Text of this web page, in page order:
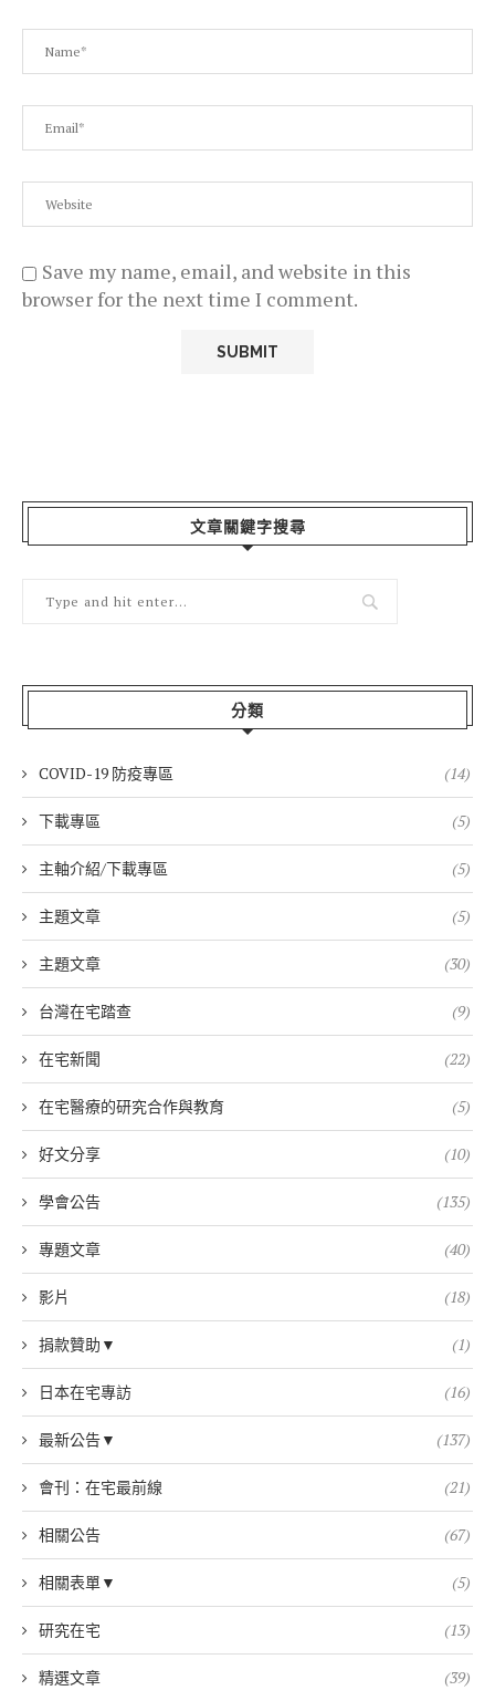
Save my name, email, and website in this
browser for the next time I comment.
文章關鍵字搜尋
分類
COVID-19 防疫專區 (14)
下載專區 (5)
主軸介紹/下載專區 (5)
主題文章 (5)
主題文章 (30)
台灣在宅踏查 (9)
在宅新聞 (22)
在宅醫療的研究合作與教育 (5)
好文分享 (10)
學會公告 (135)
專題文章 (40)
影片 (18)
捐款贊助▼ (1)
日本在宅專訪 (16)
最新公告▼ (137)
會刊：在宅最前線 (21)
相關公告 (67)
相關表單▼ (5)
研究在宅 (13)
精選文章 (39)